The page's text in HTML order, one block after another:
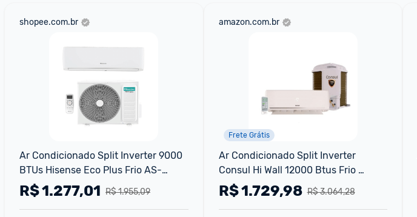
shopee.com.br
Ar Condicionado Split Inverter 9000
BTUs Hisense Eco Plus Frio AS-
09TW2RLRCK00E - 220V
R$ 1.955,09
R$1.277,01
amazon.com.br
Frete Grátis
Ar Condicionado Split Inverter
Consul Hi Wall 12000 Btus Frio
Cbk12ebbna - 220v
R$ 3.064,28
R$1.729,98